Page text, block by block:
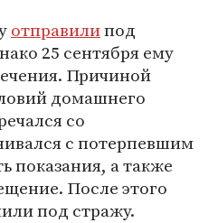
отправилипод
25 сентября ему
Причиной
домашнего
со
с потерпевшим
показания, а также
После этого
под стражу.